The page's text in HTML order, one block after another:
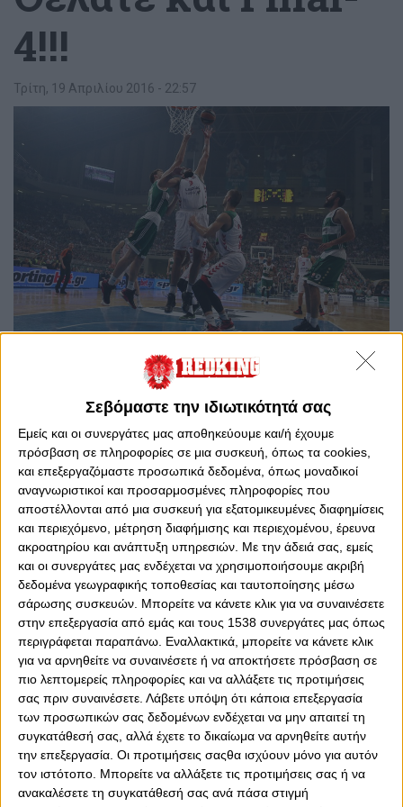
Σεβόμαστε την ιδιωτικότητά σας
Εμείς και οι συνεργάτες μας αποθηκεύουμε και/ή έχουμε
πρόσβαση σε πληροφορίες σε μια συσκευή, όπως τα cookies,
και επεξεργαζόμαστε προσωπικά δεδομένα, όπως μοναδικοί
αναγνωριστικοί και προσαρμοσμένες πληροφορίες που
αποστέλλονται από μια συσκευή για εξατομικευμένες διαφημίσεις
και περιεχόμενο, μέτρηση διαφήμισης και περιεχομένου, έρευνα
ακροατηρίου και ανάπτυξη υπηρεσιών. Με την άδειά σας, εμείς
και οι συνεργάτες μας ενδέχεται να χρησιμοποιήσουμε ακριβή
δεδομένα γεωγραφικής τοποθεσίας και ταυτοποίησης μέσω
σάρωσης συσκευών. Μπορείτε να κάνετε κλικ για να συναινέσετε
στην επεξεργασία από εμάς και τους 1538 συνεργάτες μας όπως
περιγράφεται παραπάνω. Εναλλακτικά, μπορείτε να κάνετε κλικ
για να αρνηθείτε να συναινέσετε ή να αποκτήσετε πρόσβαση σε
πιο λεπτομερείς πληροφορίες και να αλλάξετε τις προτιμήσεις
σας πριν συναινέσετε. Λάβετε υπόψη ότι κάποια επεξεργασία
των προσωπικών σας δεδομένων ενδέχεται να μην απαιτεί τη
συγκατάθεσή σας, αλλά έχετε το δικαίωμα να αρνηθείτε αυτήν
την επεξεργασία. Οι προτιμήσεις σαςθα ισχύουν μόνο για αυτόν
τον ιστότοπο. Μπορείτε να αλλάξετε τις προτιμήσεις σας ή να
ανακαλέσετε τη συγκατάθεσή σας ανά πάσα στιγμή
4!!!
Τρίτη, 19 Απριλίου 2016 - 22:57
Κοίτα να δεις! Πριν τον τρίτο αγώνα με τη Λαμποράλ
από 2-0 πίσω στο σκορ, και θα περάσει στο Final-4! Αλλά
είχατε ξεχάσει ότι η Λαμποράλ σας νίκησε στο δεύτερο
ματς χωρίς δύο βασικούς. Η πολλή σιγουριά σας... έφαγε!
Και ήρθαν οι Βάσκοι στο ΟΑΚΑ και σας έκαναν πλάκα!
Σας γλέντησαν με χαρακτηριστική άνεση!
Τόσο εύκολα που ούτε εκείνοι το περίμεναν. Με
σημαντικές απουσίες για ένα ακόμα ματς, αλλά είπαμε...
Σας έχουν "φάει" τα μεγάλα λόγια. Η Λαμποράλ ήξερε τι
έπρεπε να κάνει και πως να το κάνει! Και πανηγυρίζατε
που πήρατε την πρόκριση από έναν τόσο εύκολο όμιλο
στο TOP-16!
Ήταν τόσο εύκολο τελικά να αποκλειστείτε και μάλιστα
με "σκούπισμα" από τον αντίπαλο. Αντίο... Βερολίνο! Όχι
τίποτα άλλο, μα ορισμένοι είχατε πάρει και εισιτήρια.
Τώρα ψάξτε να τα πουλήσετε. Αλλά είπαμε! Στην
Euroleague δεν κάνει δουλειά ο "Φάρος" για να σας
παίζουν 100%-0%. Εκεί υπάρχει δικαιοσύνη και ο